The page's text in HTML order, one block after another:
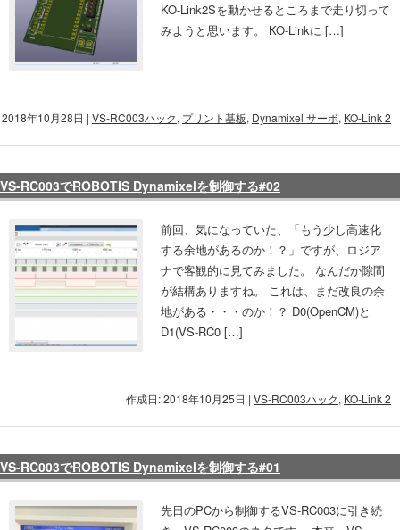
KO-Link2Sを動かせるところまで走り切って
みようと思います。 KO-Linkに […]
年10月28日 | VS-RC003ハック, プリント基板, Dynamixel サーボ, KO-Link 2
VS-RC003でROBOTIS Dynamixelを制御する#02
前回、気になっていた、「もう少し高速化
する余地があるのか！？」ですが、ロジア
ナで客観的に見てみました。 なんだか隙間
が結構ありますね。 これは、まだ改良の余
地がある・・・のか！？ D0(OpenCM)と
D1(VS-RC0 […]
作成日: 2018年10月25日 | VS-RC003ハック, KO-Link 2
VS-RC003でROBOTIS Dynamixelを制御する#01
先日のPCから制御するVS-RC003に引き続